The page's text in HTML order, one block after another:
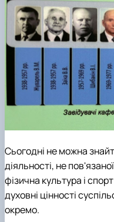
Сьогодні не можна
діяльності, не
фізична культура і
духовні цінності
окремо.